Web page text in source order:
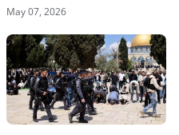
May 07, 2026